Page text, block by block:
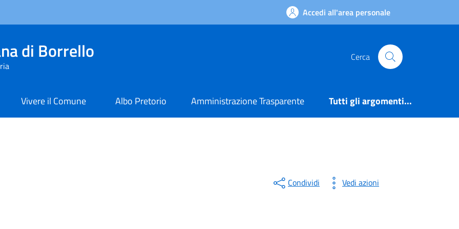
Accedi all'area personale
di Borrello Cerca
Vivere il Comune Albo Pretorio Amministrazione Trasparente Tutti gli argomenti...
Condividi Vedi azioni